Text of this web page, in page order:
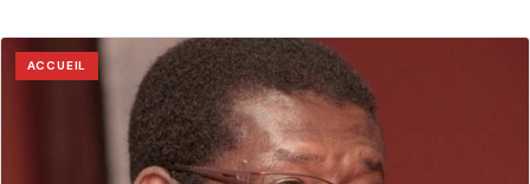
ACCUEIL